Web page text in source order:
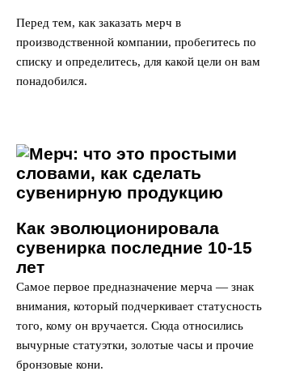
Перед тем, как заказать мерч в
производственной компании, пробегитесь по
списку и определитесь, для какой цели он вам
понадобился.
Как эволюционировала
сувенирка последние 10-15
лет
Самое первое предназначение мерча — знак
внимания, который подчеркивает статусность
того, кому он вручается. Сюда относились
вычурные статуэтки, золотые часы и прочие
бронзовые кони.